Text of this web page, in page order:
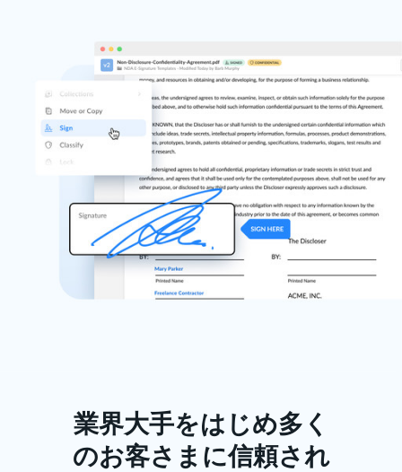
業界大手をはじめ多く
のお客さまに信頼され